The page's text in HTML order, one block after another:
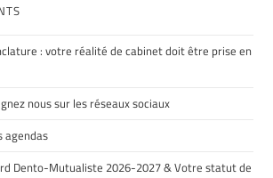
: votre réalité de cabinet doit être prise en
nous sur les réseaux sociaux
agendas
Dento-Mutualiste 2026-2027 & Votre statut de